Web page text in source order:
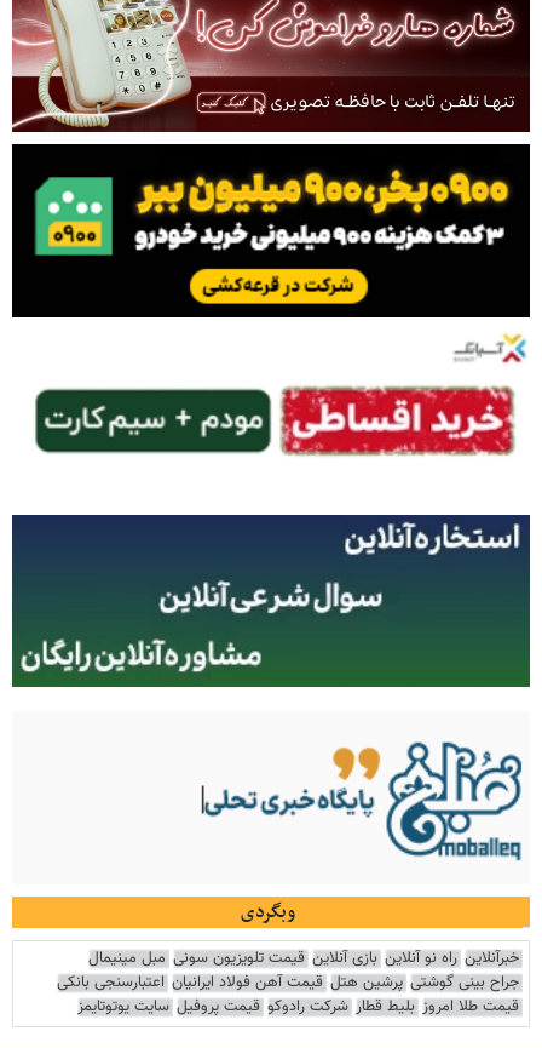
وبگردی
خبرآنلاین راه نو آنلاین بازی آنلاین قیمت تلویزیون سونی مبل مینیمال
جراح بینی گوشتی پرشین هتل قیمت آهن فولاد ایرانیان اعتبارسنجی بانکی
قیمت طلا امروز بلیط قطار شرکت رادوکو قیمت پروفیل سایت یوتوتایمز